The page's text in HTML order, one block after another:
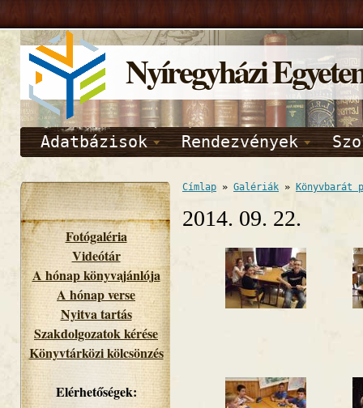
Nyíregyházi
Adatbázisok Rendezvények
Fotógaléria
Videótár
A hónap könyvajánlója
A hónap verse
Nyitva tartás
Szakdolgozatok kérése
Könyvtárközi kölcsönzés
Elérhetőségek:
Címlap » Galériák » Könyvbarát
2014. 09. 22.